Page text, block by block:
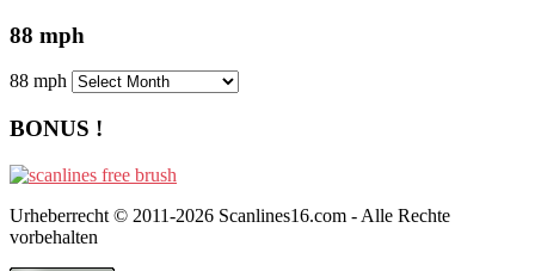
88 mph
88 mph
BONUS !
Urheberrecht © 2011-2026 Scanlines16.com - Alle Rechte
vorbehalten